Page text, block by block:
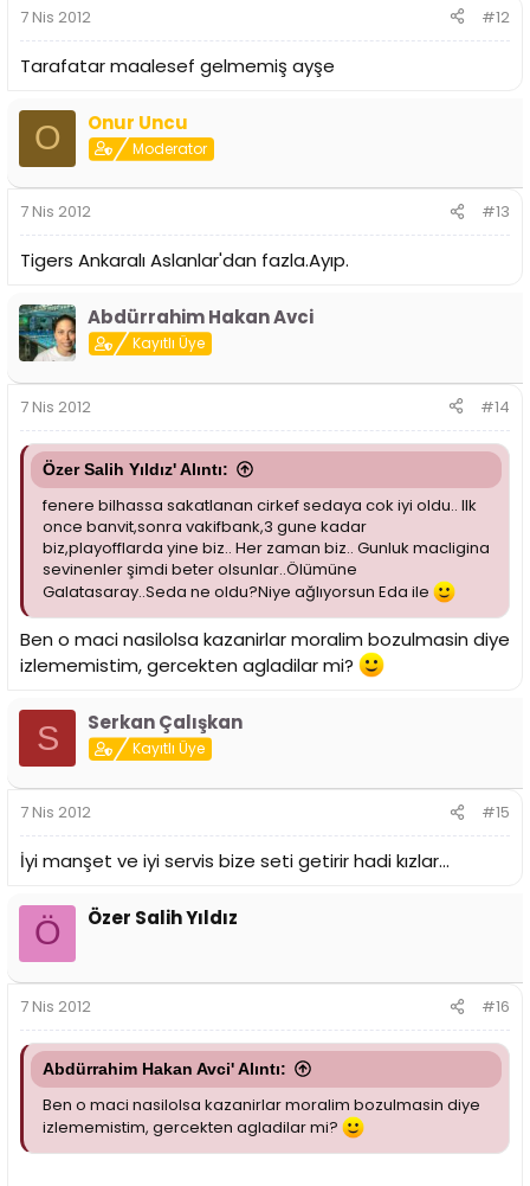
7 Nis 2012 #12
Tarafatar maalesef gelmemiş ayşe
O Onur Uncu
Moderator
7 Nis 2012 #13
Tigers Ankaralı Aslanlar'dan fazla.Ayıp.
Abdürrahim Hakan Avci
Kayıtlı Üye
7 Nis 2012 #14
Özer Salih Yıldız' Alıntı:
fenere bilhassa sakatlanan cirkef sedaya cok iyi oldu.. Ilk
once banvit,sonra vakifbank,3 gune kadar
biz,playofflarda yine biz.. Her zaman biz.. Gunluk macligina
sevinenler şimdi beter olsunlar..Ölümüne
Galatasaray..Seda ne oldu?Niye ağlıyorsun Eda ile
Ben o maci nasilolsa kazanirlar moralim bozulmasin diye
izlememistim, gercekten agladilar mi?
S Serkan Çalışkan
Kayıtlı Üye
7 Nis 2012 #15
İyi manşet ve iyi servis bize seti getirir hadi kızlar...
Ö Özer Salih Yıldız
7 Nis 2012 #16
Abdürrahim Hakan Avci' Alıntı:
Ben o maci nasilolsa kazanirlar moralim bozulmasin diye
izlememistim, gercekten agladilar mi?